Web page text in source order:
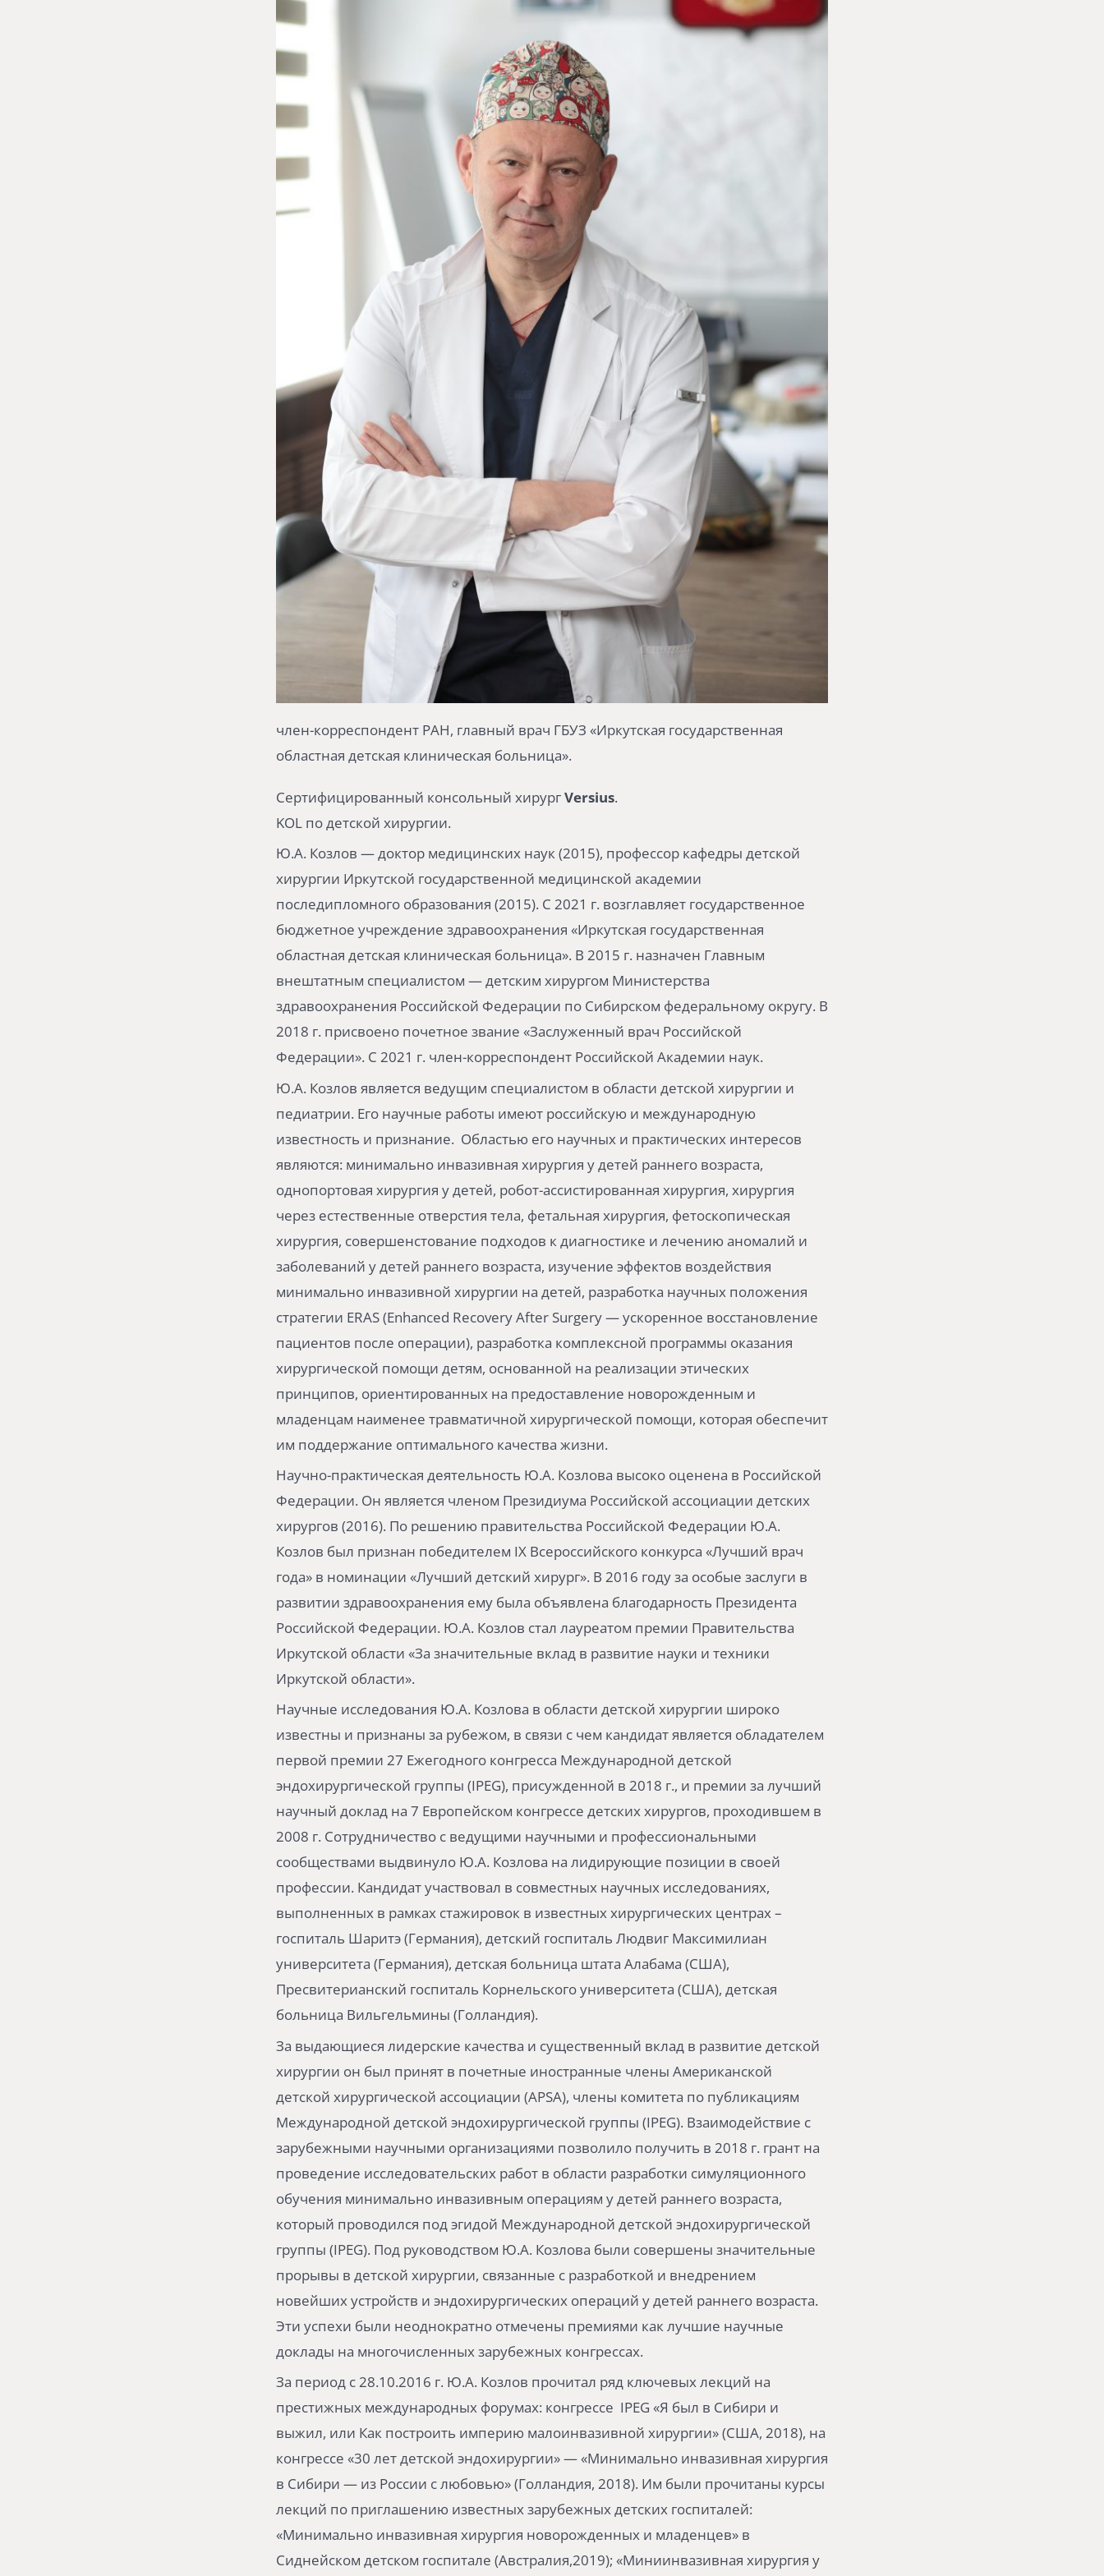
член-корреспондент РАН, главный врач ГБУЗ «Иркутская государственная
областная детская клиническая больница».
Сертифицированный консольный хирургVersius.
KOL по детской хирургии.
Ю.А. Козлов — доктор медицинских наук (2015), профессор кафедры детской
хирургии Иркутской государственной медицинской академии
последипломного образования (2015). С 2021 г. возглавляет государственное
бюджетное учреждение здравоохранения «Иркутская государственная
областная детская клиническая больница». В 2015 г. назначен Главным
внештатным специалистом — детским хирургом Министерства
здравоохранения Российской Федерации по Сибирском федеральному округу. В
2018 г. присвоено почетное звание «Заслуженный врач Российской
Федерации». С 2021 г. член-корреспондент Российской Академии наук.
Ю.А. Козлов является ведущим специалистом в области детской хирургии и
педиатрии. Его научные работы имеют российскую и международную
известность и признание. Областью его научных и практических интересов
являются: минимально инвазивная хирургия у детей раннего возраста,
однопортовая хирургия у детей, робот-ассистированная хирургия, хирургия
через естественные отверстия тела, фетальная хирургия, фетоскопическая
хирургия, совершенстование подходов к диагностике и лечению аномалий и
заболеваний у детей раннего возраста, изучение эффектов воздействия
минимально инвазивной хирургии на детей, разработка научных положения
стратегии ERAS (Enhanced Recovery After Surgery — ускоренное восстановление
пациентов после операции), разработка комплексной программы оказания
хирургической помощи детям, основанной на реализации этических
принципов, ориентированных на предоставление новорожденным и
младенцам наименее травматичной хирургической помощи, которая обеспечит
им поддержание оптимального качества жизни.
Научно-практическая деятельность Ю.А. Козлова высоко оценена в Российской
Федерации. Он является членом Президиума Российской ассоциации детских
хирургов (2016). По решению правительства Российской Федерации Ю.А.
Козлов был признан победителем IX Всероссийского конкурса «Лучший врач
года» в номинации «Лучший детский хирург». В 2016 году за особые заслуги в
развитии здравоохранения ему была объявлена благодарность Президента
Российской Федерации. Ю.А. Козлов стал лауреатом премии Правительства
Иркутской области «За значительные вклад в развитие науки и техники
Иркутской области».
Научные исследования Ю.А. Козлова в области детской хирургии широко
известны и признаны за рубежом, в связи с чем кандидат является обладателем
первой премии 27 Ежегодного конгресса Международной детской
эндохирургической группы (IPEG), присужденной в 2018 г., и премии за лучший
научный доклад на 7 Европейском конгрессе детских хирургов, проходившем в
2008 г. Сотрудничество с ведущими научными и профессиональными
сообществами выдвинуло Ю.А. Козлова на лидирующие позиции в своей
профессии. Кандидат участвовал в совместных научных исследованиях,
выполненных в рамках стажировок в известных хирургических центрах –
госпиталь Шаритэ (Германия), детский госпиталь Людвиг Максимилиан
университета (Германия), детская больница штата Алабама (США),
Пресвитерианский госпиталь Корнельского университета (США), детская
больница Вильгельмины (Голландия).
За выдающиеся лидерские качества и существенный вклад в развитие детской
хирургии он был принят в почетные иностранные члены Американской
детской хирургической ассоциации (APSA), члены комитета по публикациям
Международной детской эндохирургической группы (IPEG). Взаимодействие с
зарубежными научными организациями позволило получить в 2018 г. грант на
проведение исследовательских работ в области разработки симуляционного
обучения минимально инвазивным операциям у детей раннего возраста,
который проводился под эгидой Международной детской эндохирургической
группы (IPEG). Под руководством Ю.А. Козлова были совершены значительные
прорывы в детской хирургии, связанные с разработкой и внедрением
новейших устройств и эндохирургических операций у детей раннего возраста.
Эти успехи были неоднократно отмечены премиями как лучшие научные
доклады на многочисленных зарубежных конгрессах.
За период с 28.10.2016 г. Ю.А. Козлов прочитал ряд ключевых лекций на
престижных международных форумах: конгрессе IPEG «Я был в Сибири и
выжил, или Как построить империю малоинвазивной хирургии» (США, 2018), на
конгрессе «30 лет детской эндохирургии» — «Минимально инвазивная хирургия
в Сибири — из России с любовью» (Голландия, 2018). Им были прочитаны курсы
лекций по приглашению известных зарубежных детских госпиталей:
«Минимально инвазивная хирургия новорожденных и младенцев» в
Сиднейском детском госпитале (Австралия,2019); «Миниинвазивная хирургия у